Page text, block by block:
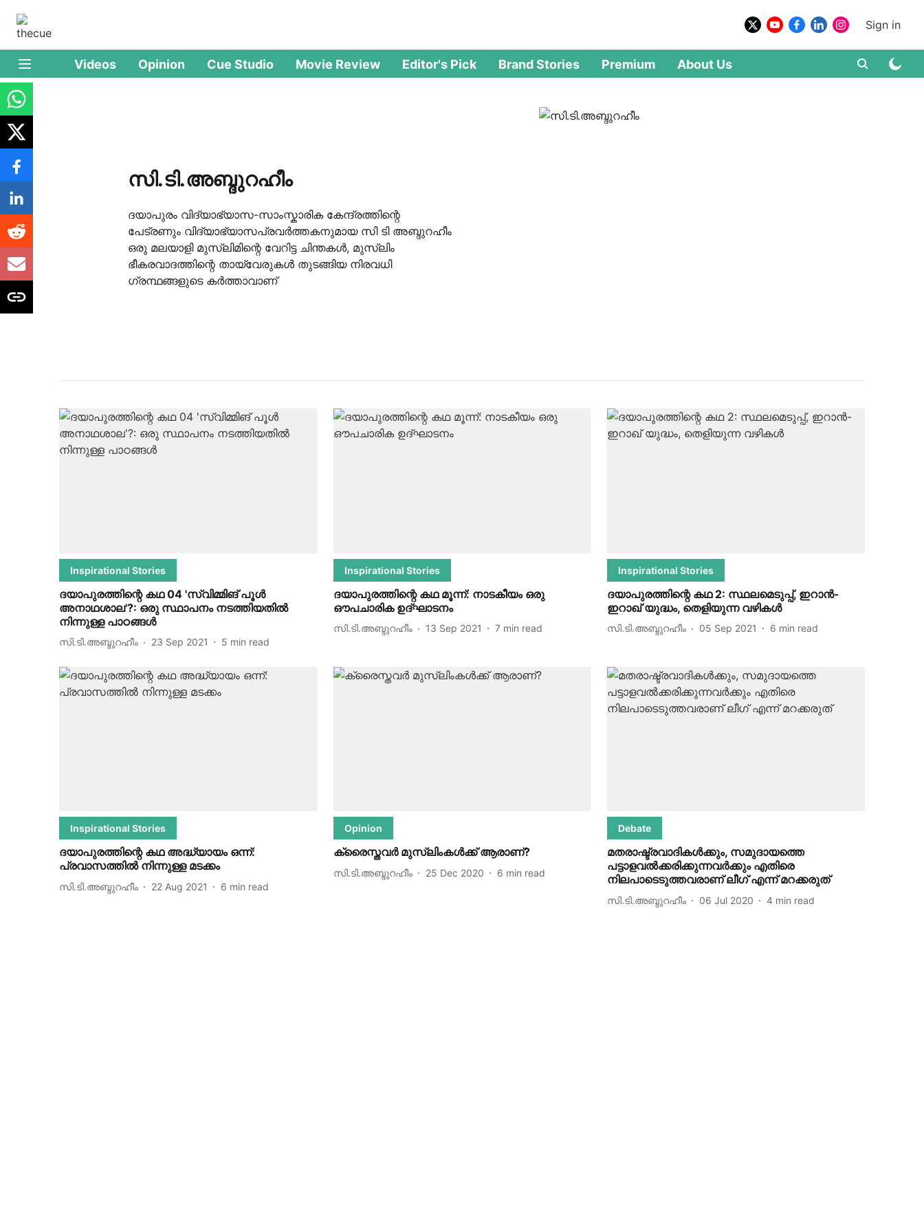
Sign in
Videos Opinion Cue Studio Movie Review Editor's Pick Brand Stories Premium About Us
സി.ടി.അബ്ദുറഹീം
ദയാപുരം വിദ്യാഭ്യാസ-സാംസ്കാരിക കേന്ദ്രത്തിന്റെ
പേട്രണും വിദ്യാഭ്യാസപ്രവർത്തകനുമായ സി ടി അബ്ദുറഹീം
ഒരു മലയാളി മുസ്ലിമിന്റെ വേറിട്ട ചിന്തകൾ, മുസ്ലിം
ഭീകരവാദത്തിന്റെ തായ്‌വേരുകൾ തുടങ്ങിയ നിരവധി
ഗ്രന്ഥങ്ങളുടെ കർത്താവാണ്
Inspirational Stories
ദയാപുരത്തിന്റെ കഥ 04 'സ്വിമ്മിങ് പൂൾ
അനാഥശാല'?: ഒരു സ്ഥാപനം നടത്തിയതിൽ
നിന്നുള്ള പാഠങ്ങൾ
സി.ടി.അബ്ദുറഹീം 23 Sep 2021 5 min read
Inspirational Stories
ദയാപുരത്തിന്റെ കഥ മൂന്ന്: നാടകീയം ഒരു
ഔപചാരിക ഉദ്ഘാടനം
സി.ടി.അബ്ദുറഹീം 13 Sep 2021 7 min read
Inspirational Stories
ദയാപുരത്തിന്റെ കഥ 2: സ്ഥലമെടുപ്പ്, ഇറാന്‍-
ഇറാഖ് യുദ്ധം, തെളിയുന്ന വഴികള്‍
സി.ടി.അബ്ദുറഹീം 05 Sep 2021 6 min read
Inspirational Stories
ദയാപുരത്തിന്റെ കഥ അദ്ധ്യായം ഒന്ന്:
പ്രവാസത്തില്‍ നിന്നുള്ള മടക്കം
സി.ടി.അബ്ദുറഹീം 22 Aug 2021 6 min read
Opinion
ക്രൈസ്തവർ മുസ്ലിംകൾക്ക് ആരാണ്?
സി.ടി.അബ്ദുറഹീം 25 Dec 2020 6 min read
Debate
മതരാഷ്ട്രവാദികള്‍ക്കും, സമുദായത്തെ
പട്ടാളവല്‍ക്കരിക്കുന്നവര്‍ക്കും എതിരെ
നിലപാടെടുത്തവരാണ് ലീഗ് എന്ന് മറക്കരുത്
സി.ടി.അബ്ദുറഹീം 06 Jul 2020 4 min read